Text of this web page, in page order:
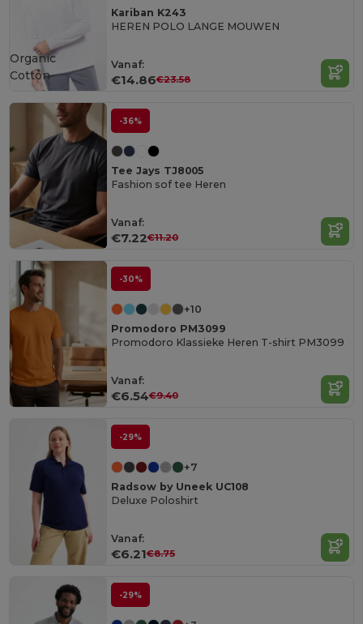
Kariban K243
HEREN POLO LANGE MOUWEN
Vanaf:
€14.86€23.58
Organic
Cotton
-36%
Tee Jays TJ8005
Fashion sof tee Heren
Vanaf:
€7.22€11.20
-30%
+10
Promodoro PM3099
Promodoro Klassieke Heren T-shirt PM3099
Vanaf:
€6.54€9.40
-29%
+7
Radsow by Uneek UC108
Deluxe Poloshirt
Vanaf:
€6.21€8.75
-29%